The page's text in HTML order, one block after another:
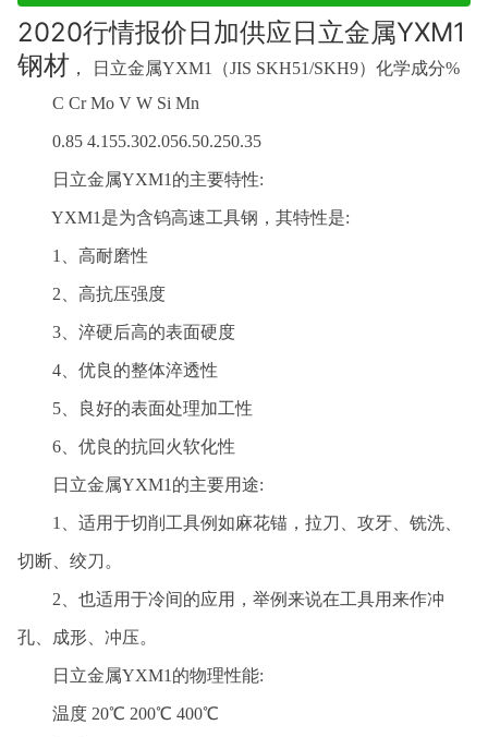
2020行情报价日加供应日立金属YXM1
钢材 ，
日立金属YXM1（JIS SKH51/SKH9）化学成分%
C Cr Mo V W Si Mn
0.85 4.155.302.056.50.250.35
日立金属YXM1的主要特性:
YXM1是为含钨高速工具钢，其特性是:
1、高耐磨性
2、高抗压强度
3、淬硬后高的表面硬度
4、优良的整体淬透性
5、良好的表面处理加工性
6、优良的抗回火软化性
日立金属YXM1的主要用途:
1、适用于切削工具例如麻花锚，拉刀、攻牙、铣洗、
切断、绞刀。
2、也适用于冷间的应用，举例来说在工具用来作冲
孔、成形、冲压。
日立金属YXM1的物理性能:
温度 20℃ 200℃ 400℃